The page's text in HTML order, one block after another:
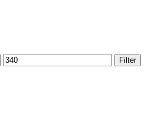
Maximálna
cena
Filter